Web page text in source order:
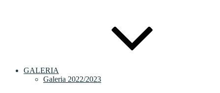
GALERIA
Galeria 2022/2023